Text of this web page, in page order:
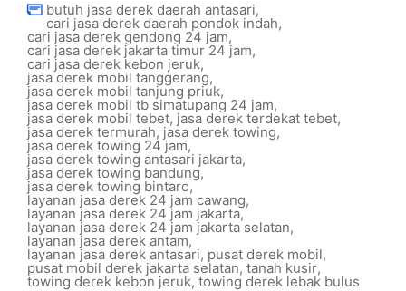
butuh jasa derek daerah antasari,
cari jasa derek daerah pondok indah,
cari jasa derek gendong 24 jam,
cari jasa derek jakarta timur 24 jam,
cari jasa derek kebon jeruk,
jasa derek mobil tanggerang,
jasa derek mobil tanjung priuk,
jasa derek mobil tb simatupang 24 jam,
jasa derek mobil tebet, jasa derek terdekat tebet,
jasa derek termurah, jasa derek towing,
jasa derek towing 24 jam,
jasa derek towing antasari jakarta,
jasa derek towing bandung,
jasa derek towing bintaro,
layanan jasa derek 24 jam cawang,
layanan jasa derek 24 jam jakarta,
layanan jasa derek 24 jam jakarta selatan,
layanan jasa derek antam,
layanan jasa derek antasari, pusat derek mobil,
pusat mobil derek jakarta selatan, tanah kusir,
towing derek kebon jeruk, towing derek lebak bulus